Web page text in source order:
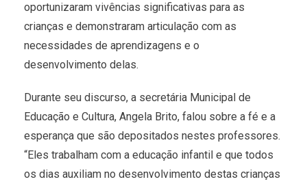
oportunizaram vivências significativas para as
crianças e demonstraram articulação com as
necessidades de aprendizagens e o
desenvolvimento delas.
Durante seu discurso, a secretária Municipal de
Educação e Cultura, Angela Brito, falou sobre a fé e a
esperança que são depositados nestes professores.
“Eles trabalham com a educação infantil e que todos
os dias auxiliam no desenvolvimento destas crianças